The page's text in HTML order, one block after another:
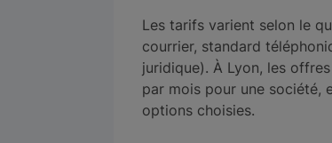
Les tarifs varient selon le
courrier, standard
juridique). À Lyon, les
par mois pour une société,
options choisies.